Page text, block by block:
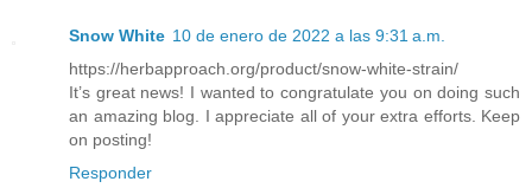
Snow White 10 de enero de 2022 a las 9:31 a.m.
https://herbapproach.org/product/snow-white-strain/
It’s great news! I wanted to congratulate you on doing such
an amazing blog. I appreciate all of your extra efforts. Keep
on posting!
Responder